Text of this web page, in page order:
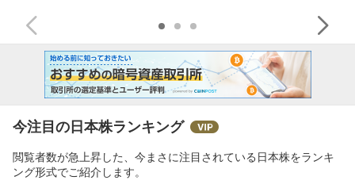
今注目の日本株ランキング
閲覧者数が急上昇した、今まさに注目されている日本株をランキ
ング形式でご紹介します。